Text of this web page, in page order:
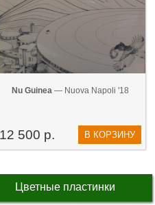
Nu Guinea — Nuova Napoli '18
12 500 р. В КОРЗИНУ
Цветные пластинки